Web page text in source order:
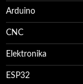
Arduino
CNC
Elektronika
ESP32